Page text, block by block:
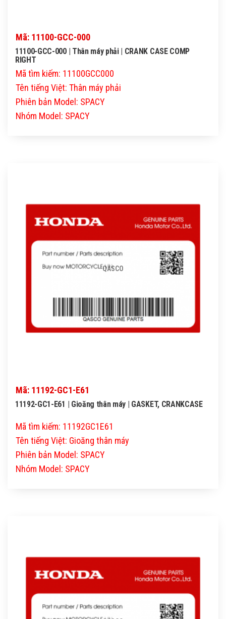
Mã: 11100-GCC-000
11100-GCC-000 | Thân máy phải | CRANK CASE COMP
RIGHT
Mã tìm kiếm: 11100GCC000
Tên tiếng Việt: Thân máy phải
Phiên bản Model: SPACY
Nhóm Model: SPACY
QASCO
Mã: 11192-GC1-E61
11192-GC1-E61 | Gioăng thân máy | GASKET, CRANKCASE
Mã tìm kiếm: 11192GC1E61
Tên tiếng Việt: Gioăng thân máy
Phiên bản Model: SPACY
Nhóm Model: SPACY